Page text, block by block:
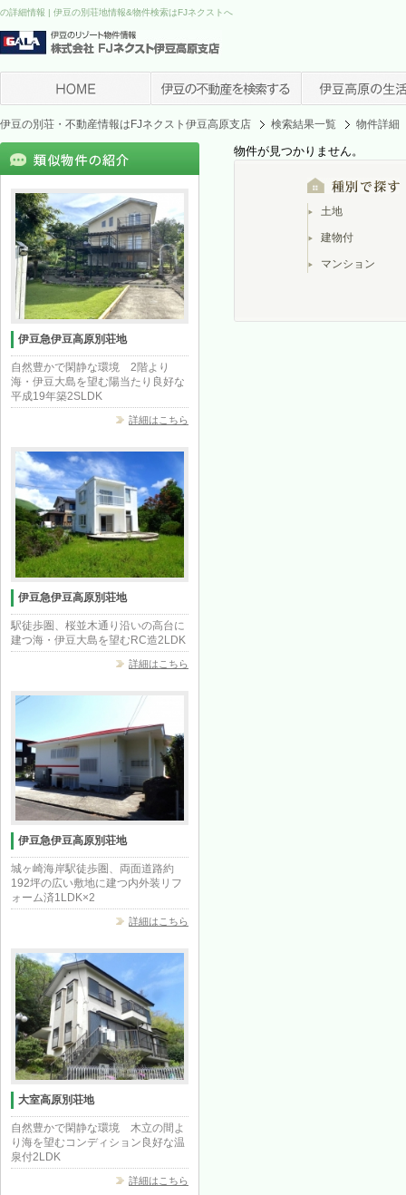
の詳細情報 | 伊豆の別荘地情報&物件検索はFJネクストへ
伊豆の別荘・不動産情報はFJネクスト伊豆高原支店 検索結果一覧 物件詳細
伊豆急伊豆高原別荘地
自然豊かで閑静な環境 2階より
海・伊豆大島を望む陽当たり良好な
平成19年築2SLDK
詳細はこちら
伊豆急伊豆高原別荘地
駅徒歩圏、桜並木通り沿いの高台に
建つ海・伊豆大島を望むRC造2LDK
詳細はこちら
伊豆急伊豆高原別荘地
城ヶ崎海岸駅徒歩圏、両面道路約
192坪の広い敷地に建つ内外装リフ
ォーム済1LDK×2
詳細はこちら
大室高原別荘地
自然豊かで閑静な環境 木立の間よ
り海を望むコンディション良好な温
泉付2LDK
詳細はこちら
物件が見つかりません。
土地
建物付
マンション